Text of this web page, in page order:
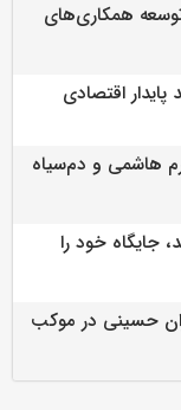
توسعه همکاری‌های
پایدار اقتصادی
هاشمی و دم‌سیاه
درآمد، جایگاه خود را
حسینی در موکب